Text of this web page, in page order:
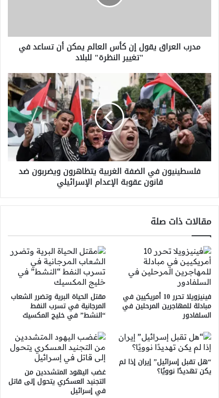
تساعد
للبلاد
مدرب العراق يقول إن كأس العالم يمكن أن تساعد في
"تغيير النظرة" للبلاد
فلسطينيون
في
الضفة
الغربية
يتظاهرون
ويضربون
ضد
قانون
عقوبة
الإعدام
فلسطينيون في الضفة الغربية يتظاهرون ويضربون ضد
قانون عقوبة الإعدام الإسرائيلي
مقالات ذات صلة
فينيزويلا تحرر 10 أمريكيين في
مبادلة للمهاجرين المرحلين في
السلفادور
مقتل الحياة البرية وتضرر الشعاب
المرجانية في تسرب النفط
“النشط” في خليج المكسيك
“هل تقبل إسرائيل” إيران إذا لم
يكن تهديدًا نوويًا؟ غضب اليهود المتشددين من
التجنيد العسكري يتحول إلى قاتل
في إسرائيل